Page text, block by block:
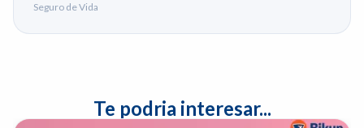
Seguro de Vida
Te podria interesar...